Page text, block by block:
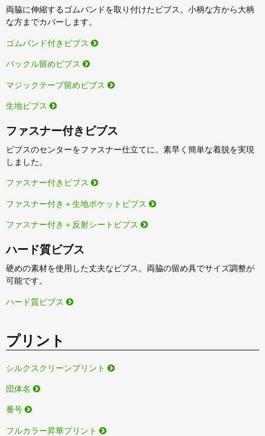
両脇に伸縮するゴムバンドを取り付けたビブス。小柄な方から大柄
な方までカバーします。
ゴムバンド付きビブス
バックル留めビブス
マジックテープ留めビブス
生地ビブス
ファスナー付きビブス
ビブスのセンターをファスナー仕立てに。素早く簡単な着脱を実現
しました。
ファスナー付きビブス
ファスナー付き＋生地ポケットビブス
ファスナー付き＋反射シートビブス
ハード質ビブス
硬めの素材を使用した丈夫なビブス。両脇の留め具でサイズ調整が
可能です。
ハード質ビブス
プリント
シルクスクリーンプリント
団体名
番号
フルカラー昇華プリント